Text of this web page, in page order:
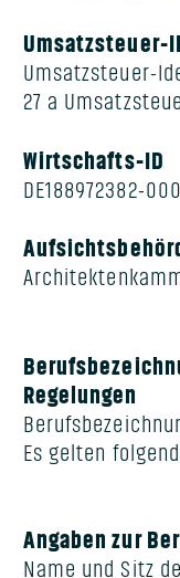
Umsatzsteuer-
Umsatzsteuer-
27 a
Wirtschafts-ID
DE188972382-
Regelungen
Es gelten
Angaben zur
Name und Sitz